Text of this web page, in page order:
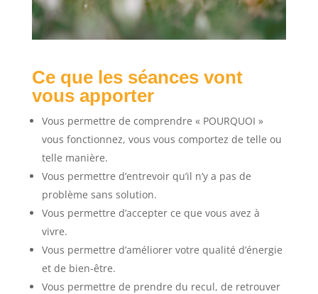
Ce que les séances vont
vous apporter
Vous permettre de comprendre « POURQUOI »
vous fonctionnez, vous vous comportez de telle ou
telle manière.
Vous permettre d’entrevoir qu’il n’y a pas de
problème sans solution.
Vous permettre d’accepter ce que vous avez à
vivre.
Vous permettre d’améliorer votre qualité d’énergie
et de bien-être.
Vous permettre de prendre du recul, de retrouver